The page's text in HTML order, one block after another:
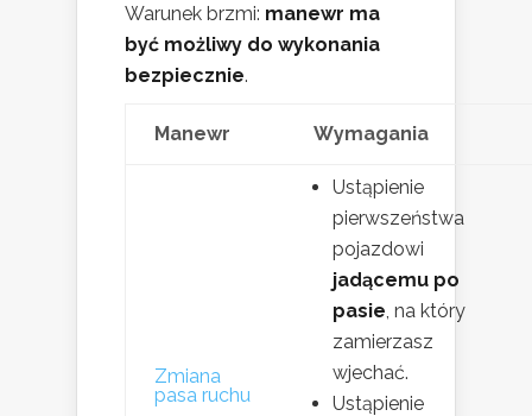
Warunek brzmi: manewr ma
być możliwy do wykonania
bezpiecznie.
Manewr Wymagania
Zmiana
pasa ruchu
Ustąpienie
pierwszeństwa
pojazdowi
jadącemu po
pasie, na który
zamierzasz
wjechać.
Ustąpienie